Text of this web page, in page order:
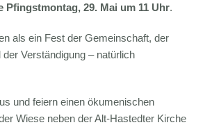
Pfingstmontag, 29. Mai um 11 Uhr.
als ein Fest der Gemeinschaft, der
Verständigung – natürlich
und feiern einen ökumenischen
Wiese neben der Alt-Hastedter Kirche